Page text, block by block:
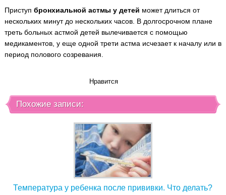
Приступ бронхиальной астмы у детей может длиться от
нескольких минут до нескольких часов. В долгосрочном плане
треть больных астмой детей вылечивается с помощью
медикаментов, у еще одной трети астма исчезает к началу или в
период полового созревания.
Нравится
Похожие записи:
Температура у ребенка после прививки. Что делать?